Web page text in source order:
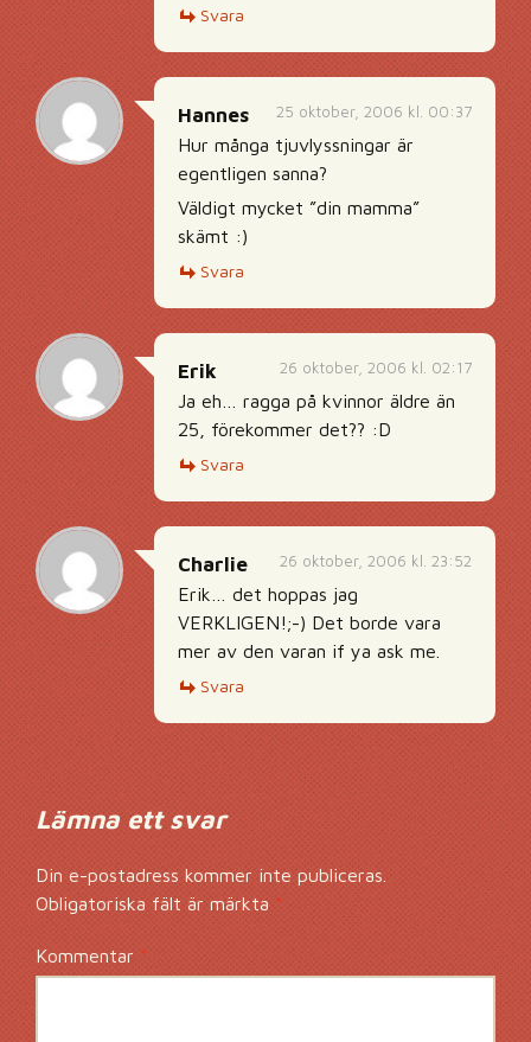
Svara
25 oktober, 2006 kl. 00:37
Hannes
Hur många tjuvlyssningar är
egentligen sanna?
Väldigt mycket ”din mamma”
skämt :)
Svara
26 oktober, 2006 kl. 02:17
Erik
Ja eh… ragga på kvinnor äldre än
25, förekommer det?? :D
Svara
26 oktober, 2006 kl. 23:52
Charlie
Erik… det hoppas jag
VERKLIGEN!;-) Det borde vara
mer av den varan if ya ask me.
Svara
Lämna ett svar
Din e-postadress kommer inte publiceras.
Obligatoriska fält är märkta*
Kommentar*